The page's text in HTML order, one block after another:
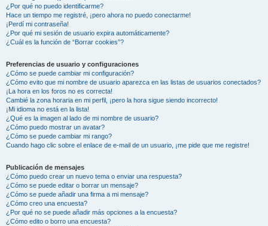
¿Por qué no puedo identificarme?
Hace un tiempo me registré, ¡pero ahora no puedo conectarme!
¡Perdí mi contraseña!
¿Por qué mi sesión de usuario expira automáticamente?
¿Cuál es la función de “Borrar cookies”?
Preferencias de usuario y configuraciones
¿Cómo se puede cambiar mi configuración?
¿Cómo evito que mi nombre de usuario aparezca en las listas de usuarios conectados?
¡La hora en los foros no es correcta!
Cambié la zona horaria en mi perfil, ¡pero la hora sigue siendo incorrecto!
¡Mi idioma no está en la lista!
¿Qué es la imagen al lado de mi nombre de usuario?
¿Cómo puedo mostrar un avatar?
¿Cómo se puede cambiar mi rango?
Cuando hago clic sobre el enlace de e-mail de un usuario, ¡me pide que me registre!
Publicación de mensajes
¿Cómo puedo crear un nuevo tema o enviar una respuesta?
¿Cómo se puede editar o borrar un mensaje?
¿Cómo se puede añadir una firma a mi mensaje?
¿Cómo creo una encuesta?
¿Por qué no se puede añadir más opciones a la encuesta?
¿Cómo edito o borro una encuesta?